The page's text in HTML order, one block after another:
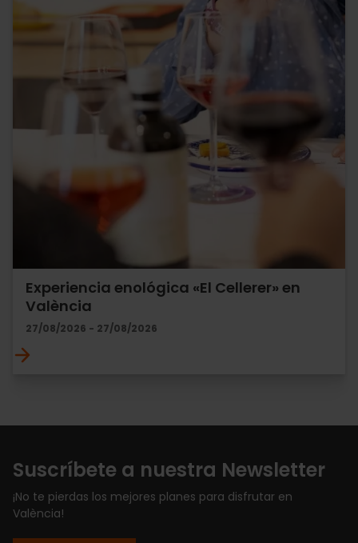
Experiencia enológica «El Cellerer» en
València
27/08/2026 - 27/08/2026
Suscríbete a nuestra Newsletter
¡No te pierdas los mejores planes para disfrutar en
València!